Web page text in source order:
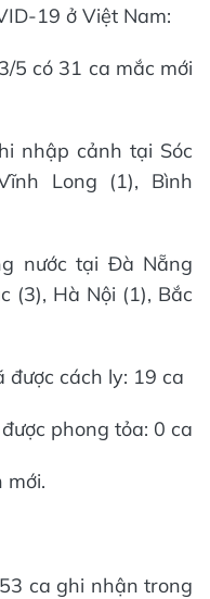
19 ở Việt Nam:
5 có 31 ca mắc mới
nhập cảnh tại Sóc
Long (1), Bình
nước tại Đà Nẵng
(3), Hà Nội (1), Bắc
được cách ly: 19 ca
phong tỏa: 0 ca
mới.
ca ghi nhận trong